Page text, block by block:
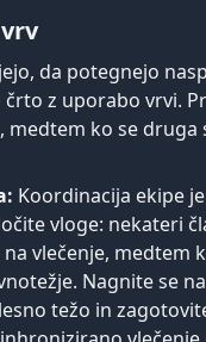
da potegnejo
z uporabo vrvi.
medtem ko se druga
Koordinacija ekipe
vloge: nekateri
vlečenje, medtem
Nagnite se
težo in